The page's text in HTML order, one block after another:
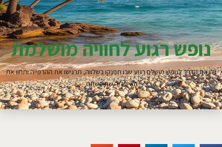
נופש רגוע לחוויה מושלמת
גלו את הדרך לנופש מושלם רגוע שבו תפנקו בשלווה, תרגישו את ההרפייה ותחוו את
האידיליה שחיפשתם.